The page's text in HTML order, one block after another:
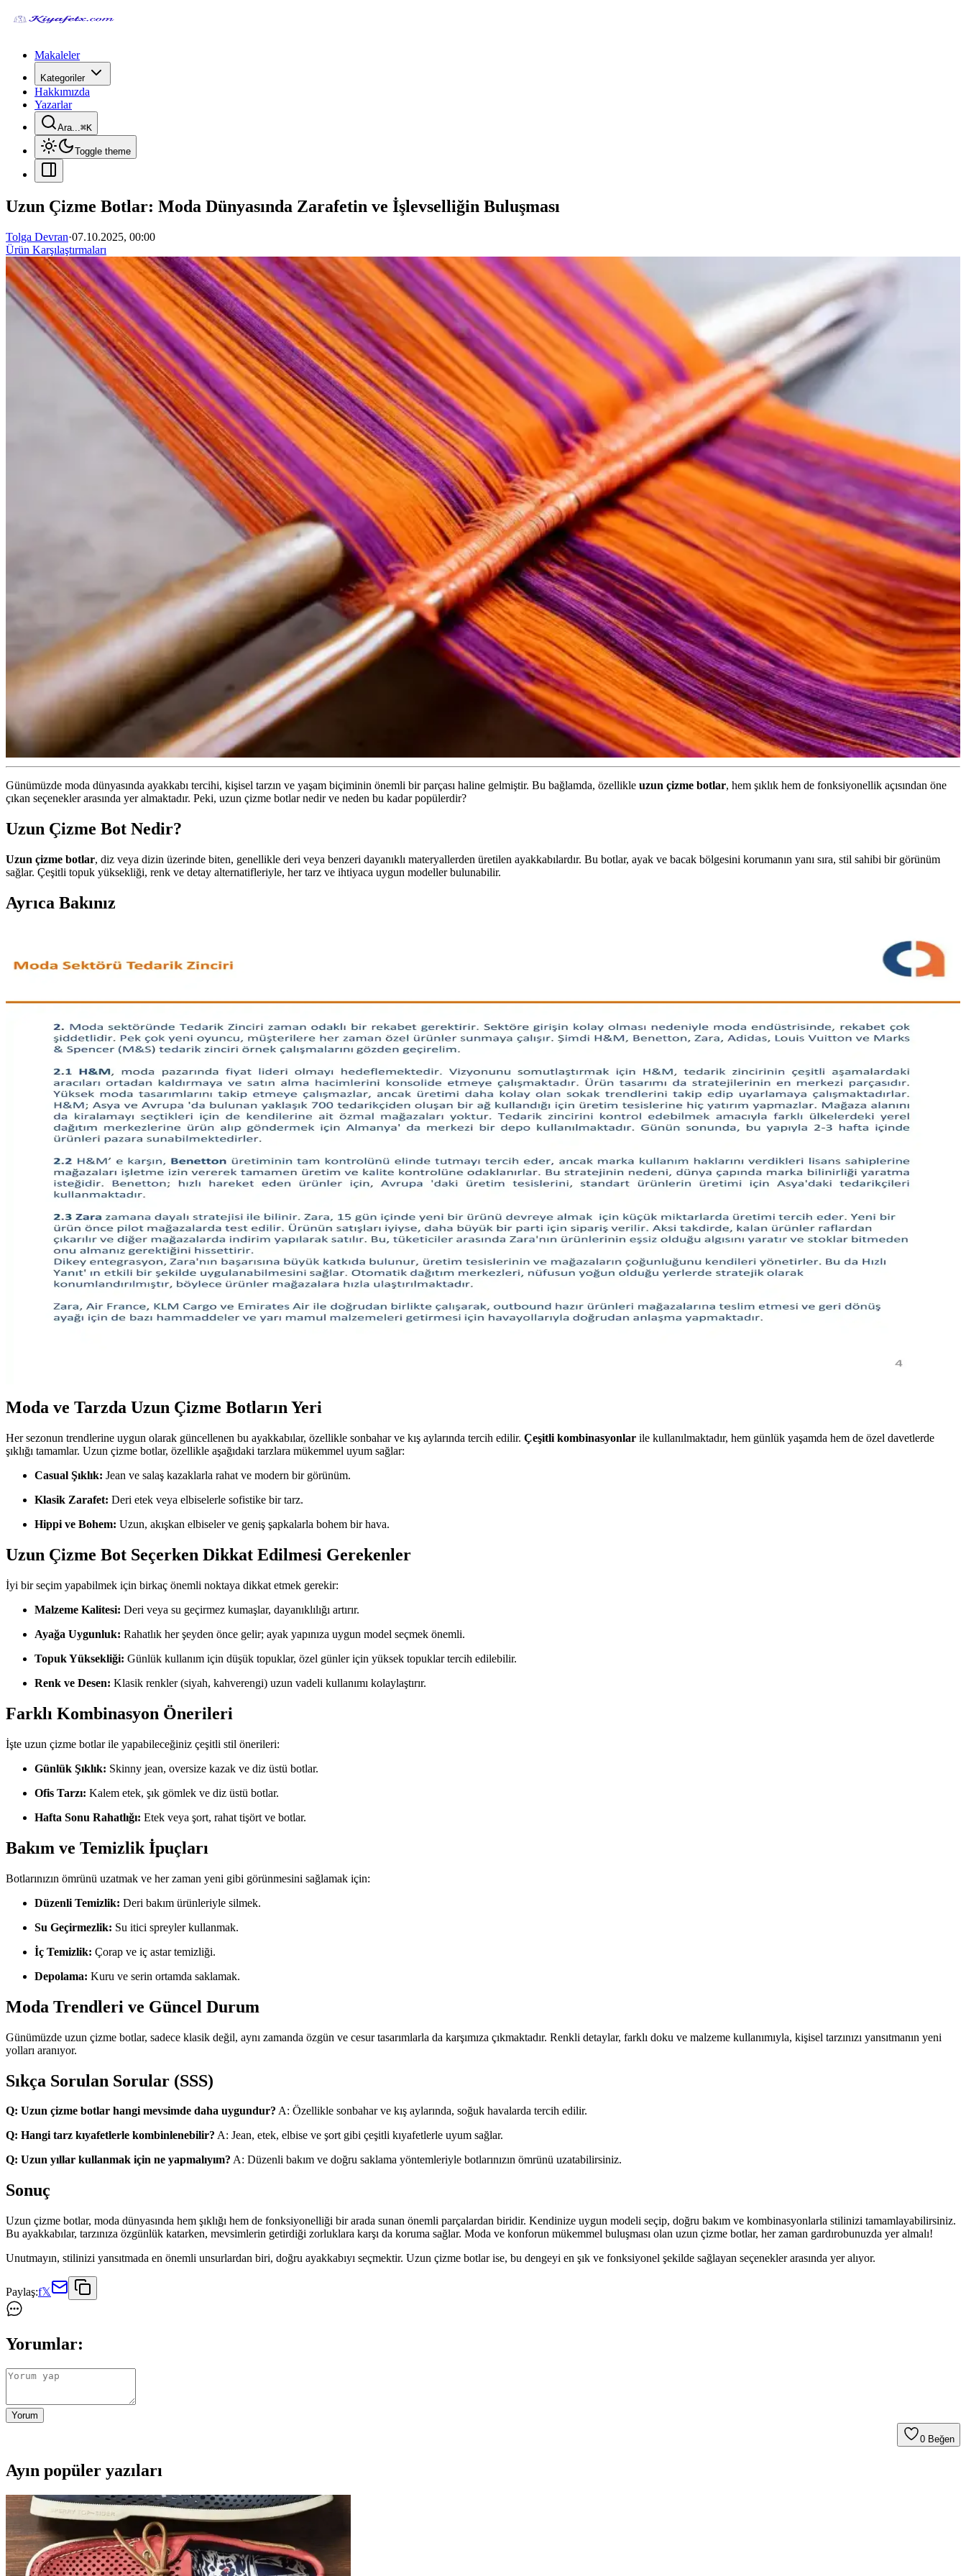
Makaleler
Kategoriler
Hakkımızda
Yazarlar
Ara...⌘K
Toggle theme
Uzun Çizme Botlar: Moda Dünyasında Zarafetin ve İşlevselliğin Buluşması
Tolga Devran·07.10.2025, 00:00
Ürün Karşılaştırmaları
Günümüzde moda dünyasında ayakkabı tercihi, kişisel tarzın ve yaşam biçiminin önemli bir parçası haline gelmiştir. Bu bağlamda, özellikle uzun çizme botlar, hem şıklık hem de fonksiyonellik açısından öne
çıkan seçenekler arasında yer almaktadır. Peki, uzun çizme botlar nedir ve neden bu kadar popülerdir?
Uzun Çizme Bot Nedir?
Uzun çizme botlar, diz veya dizin üzerinde biten, genellikle deri veya benzeri dayanıklı materyallerden üretilen ayakkabılardır. Bu botlar, ayak ve bacak bölgesini korumanın yanı sıra, stil sahibi bir görünüm
sağlar. Çeşitli topuk yüksekliği, renk ve detay alternatifleriyle, her tarz ve ihtiyaca uygun modeller bulunabilir.
Ayrıca Bakınız
Moda sektöründe beden uyumu, malzeme kalitesi ve tasarım açısından aranan ancak nadiren bulunan giyim ürünleri tüketiciler için zorluk yaratıyor. Bu durum sektörde gelişme ihtiyacını gösteriyor.
Vücut Tipine ve İhtiyaçlara Göre Günlük Stil ve Moda Önerileri
Moda seçimleri vücut tipi, bütçe ve yaşam tarzına göre değişir. Pantolon kesimleri, iş kıyafetleri, özel gün kombinleri ve malzeme tercihleriyle ilgili detaylı öneriler sunulmaktadır.
Gündelik Kullanım İçin Hafif Ceket Modelleri ve Stil Önerileri
Gündelik kombinlere uygun hafif ceket modelleri, kumaş çeşitleri ve stil önerileri detaylıca ele alınıyor. Kullanıcı deneyimleri ve marka önerileriyle fonksiyonel ve şık seçimler sunuluyor.
Moda ve Stil Soruları: İade Süreçleri, Stil Önerileri ve Doğal Malzeme Arayışı
Moda ve stil alanında iade süreçleri, özel etkinlik kıyafetleri, doğal malzeme arayışı ve vücut tipine uygun giyim önerileri detaylı şekilde ele alınmıştır. Güvenli alışveriş ve aksesuar uyumu da tartışılmıştır.
Kel Erkekler İçin İş Kıyafetleriyle Uyumlu Şapka Seçenekleri ve Kullanım İpuçları
Kel erkeklerin iş kıyafetleriyle uyumlu şapka seçimi, mevsim, ortam ve konfor faktörleri göz önünde bulundurularak yapılmalıdır. Beanie, düz şapka ve baseball şapkaları öne çıkar.
Kıyafetlerde Yazı Kullanımı: Moda, Anlam ve İfade Aracı Olarak Yazılı Tasarımlar
Kıyafetlerde yazı kullanımı, sadece estetik değil, sosyal ve kişisel mesajlar taşıyan önemli bir moda unsuru olarak öne çıkıyor. Tasarımlar, mizah, protesto ve kültürel ifadelerle zenginleşiyor.
Slim Taper ve Geniş Paça Kot Pantolonların Vücut Tipine ve Stile Göre Seçimi
Kot pantolon seçiminde vücut tipi, ayakkabı uyumu ve stil önceliklidir. Slim taper ince baldırlar için idealken, geniş paça farklı tarz ve vücut tiplerine hitap eder. Düz kesimler zamansızdır.
Moda ve Tarzda Uzun Çizme Botların Yeri
Her sezonun trendlerine uygun olarak güncellenen bu ayakkabılar, özellikle sonbahar ve kış aylarında tercih edilir. Çeşitli kombinasyonlar ile kullanılmaktadır, hem günlük yaşamda hem de özel davetlerde
şıklığı tamamlar. Uzun çizme botlar, özellikle aşağıdaki tarzlara mükemmel uyum sağlar:
Casual Şıklık: Jean ve salaş kazaklarla rahat ve modern bir görünüm.
Klasik Zarafet: Deri etek veya elbiselerle sofistike bir tarz.
Hippi ve Bohem: Uzun, akışkan elbiseler ve geniş şapkalarla bohem bir hava.
Uzun Çizme Bot Seçerken Dikkat Edilmesi Gerekenler
İyi bir seçim yapabilmek için birkaç önemli noktaya dikkat etmek gerekir:
Malzeme Kalitesi: Deri veya su geçirmez kumaşlar, dayanıklılığı artırır.
Ayağa Uygunluk: Rahatlık her şeyden önce gelir; ayak yapınıza uygun model seçmek önemli.
Topuk Yüksekliği: Günlük kullanım için düşük topuklar, özel günler için yüksek topuklar tercih edilebilir.
Renk ve Desen: Klasik renkler (siyah, kahverengi) uzun vadeli kullanımı kolaylaştırır.
Farklı Kombinasyon Önerileri
İşte uzun çizme botlar ile yapabileceğiniz çeşitli stil önerileri:
Günlük Şıklık: Skinny jean, oversize kazak ve diz üstü botlar.
Ofis Tarzı: Kalem etek, şık gömlek ve diz üstü botlar.
Hafta Sonu Rahatlığı: Etek veya şort, rahat tişört ve botlar.
Bakım ve Temizlik İpuçları
Botlarınızın ömrünü uzatmak ve her zaman yeni gibi görünmesini sağlamak için:
Düzenli Temizlik: Deri bakım ürünleriyle silmek.
Su Geçirmezlik: Su itici spreyler kullanmak.
İç Temizlik: Çorap ve iç astar temizliği.
Depolama: Kuru ve serin ortamda saklamak.
Moda Trendleri ve Güncel Durum
Günümüzde uzun çizme botlar, sadece klasik değil, aynı zamanda özgün ve cesur tasarımlarla da karşımıza çıkmaktadır. Renkli detaylar, farklı doku ve malzeme kullanımıyla, kişisel tarzınızı yansıtmanın yeni
yolları aranıyor.
Sıkça Sorulan Sorular (SSS)
Q: Uzun çizme botlar hangi mevsimde daha uygundur? A: Özellikle sonbahar ve kış aylarında, soğuk havalarda tercih edilir.
Q: Hangi tarz kıyafetlerle kombinlenebilir? A: Jean, etek, elbise ve şort gibi çeşitli kıyafetlerle uyum sağlar.
Q: Uzun yıllar kullanmak için ne yapmalıyım? A: Düzenli bakım ve doğru saklama yöntemleriyle botlarınızın ömrünü uzatabilirsiniz.
Sonuç
Uzun çizme botlar, moda dünyasında hem şıklığı hem de fonksiyonelliği bir arada sunan önemli parçalardan biridir. Kendinize uygun modeli seçip, doğru bakım ve kombinasyonlarla stilinizi tamamlayabilirsiniz.
Bu ayakkabılar, tarzınıza özgünlük katarken, mevsimlerin getirdiği zorluklara karşı da koruma sağlar. Moda ve konforun mükemmel buluşması olan uzun çizme botlar, her zaman gardırobunuzda yer almalı!
Unutmayın, stilinizi yansıtmada en önemli unsurlardan biri, doğru ayakkabıyı seçmektir. Uzun çizme botlar ise, bu dengeyi en şık ve fonksiyonel şekilde sağlayan seçenekler arasında yer alıyor.
Paylaş:f𝕏
Yorumlar:
Yorum
0 Beğen
Ayın popüler yazıları